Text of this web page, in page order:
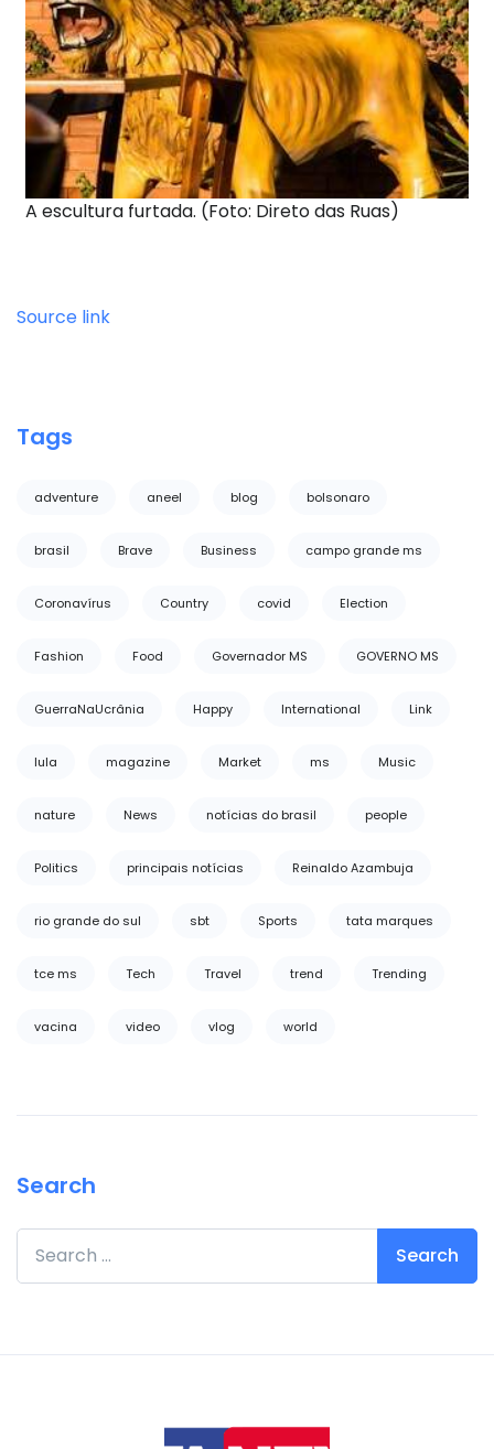
A escultura furtada. (Foto: Direto das Ruas)
Source link
Tags
adventure aneel blog bolsonaro
brasil Brave Business campo grande ms
Coronavírus Country covid Election
Fashion Food Governador MS GOVERNO MS
GuerraNaUcrânia Happy International Link
lula magazine Market ms Music
nature News notícias do brasil people
Politics principais notícias Reinaldo Azambuja
rio grande do sul sbt Sports tata marques
tce ms Tech Travel trend Trending
vacina video vlog world
Search
Search for: